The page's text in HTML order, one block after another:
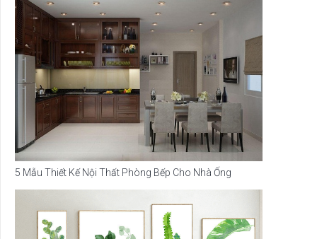
5 Mẫu Thiết Kế Nội Thất Phòng Bếp Cho Nhà Ống